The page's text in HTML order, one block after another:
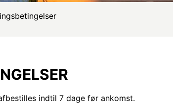
indtil 7 dage før ankomst.